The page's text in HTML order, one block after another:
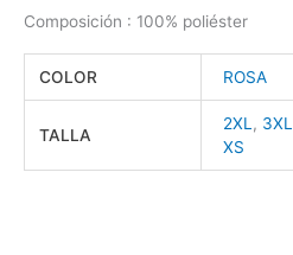
Composición : 100% poliéster
COLOR ROSA
TALLA
2XL, 3XL
XS